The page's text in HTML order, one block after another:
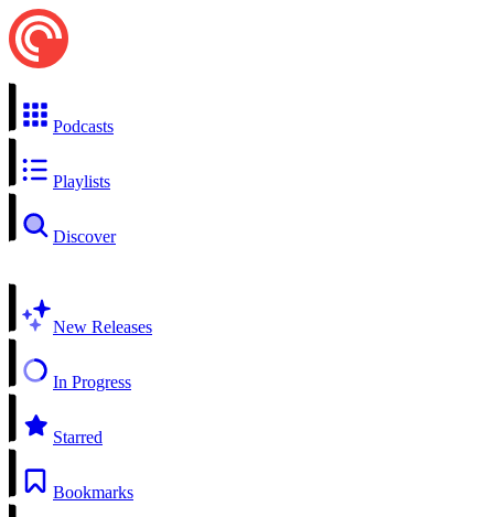
Podcasts
Playlists
Discover
New Releases
In Progress
Starred
Bookmarks